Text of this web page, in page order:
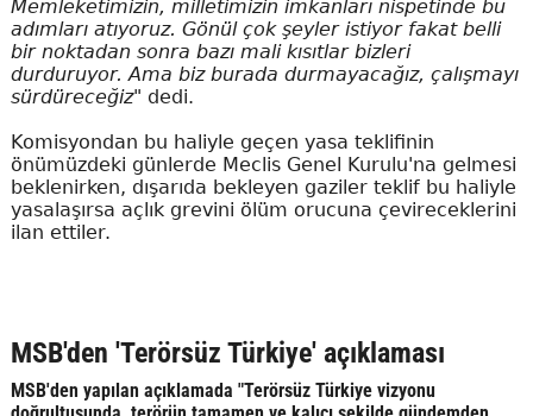
Memleketimizin, milletimizin imkanları nispetinde bu
adımları atıyoruz. Gönül çok şeyler istiyor fakat belli
bir noktadan sonra bazı mali kısıtlar bizleri
durduruyor. Ama biz burada durmayacağız, çalışmayı
sürdüreceğiz" dedi.
Komisyondan bu haliyle geçen yasa teklifinin
önümüzdeki günlerde Meclis Genel Kurulu'na gelmesi
beklenirken, dışarıda bekleyen gaziler teklif bu haliyle
yasalaşırsa açlık grevini ölüm orucuna çevireceklerini
ilan ettiler.
MSB'den 'Terörsüz Türkiye' açıklaması
MSB'den yapılan açıklamada "Terörsüz Türkiye vizyonu